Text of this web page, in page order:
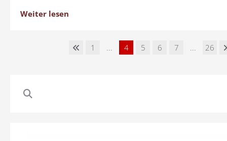
Weiter lesen
1 ... 4 5 6 7 ... 26